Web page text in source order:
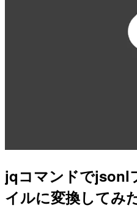
jqコマンドでjsonl
イルに変換してみ